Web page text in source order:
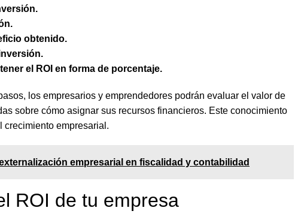
obtenido.
el ROI en forma de porcentaje.
los empresarios y emprendedores podrán evaluar el valor de
sobre cómo asignar sus recursos financieros. Este conocimiento
crecimiento empresarial.
empresarial en fiscalidad y contabilidad
ROI de tu empresa